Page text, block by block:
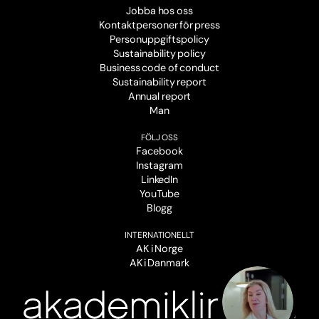
Jobba hos oss
Kontaktpersoner för press
Personuppgiftspolicy
Sustainability policy
Business code of conduct
Sustainability report
Annual report
Man
FÖLJ OSS
Facebook
Instagram
LinkedIn
YouTube
Blogg
INTERNATIONELLT
AK i Norge
AK i Danmark